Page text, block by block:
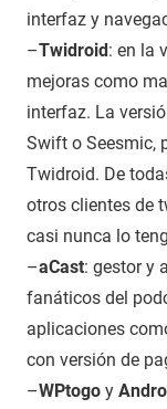
interfaz y
–Twidroid: en la
mejoras como
interfaz. La
Swift o Seesmic,
Twidroid. De
otros clientes de
casi nunca lo
–aCast: gestor y
fanáticos del
aplicaciones
con versión de
–WPtogo y